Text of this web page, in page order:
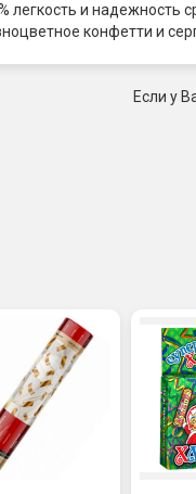
легкость и
конфетти и
Если у